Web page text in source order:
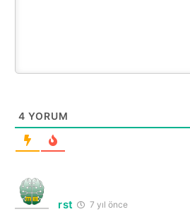
4 YORUM
rst 7 yıl önce